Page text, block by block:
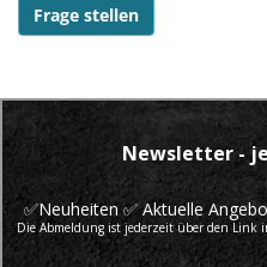
Frage stellen